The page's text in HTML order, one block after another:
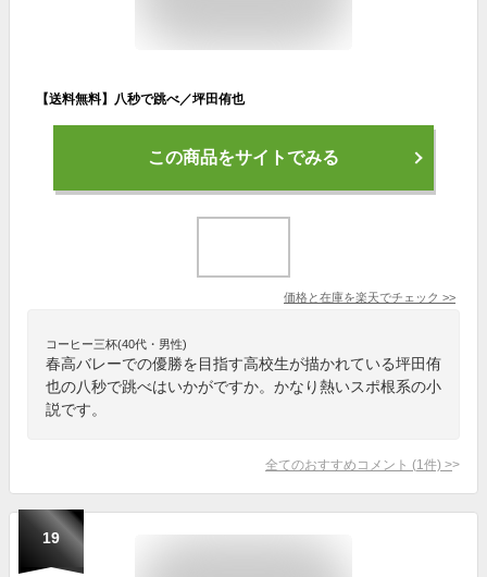
【送料無料】八秒で跳べ／坪田侑也
この商品をサイトでみる
価格と在庫を楽天でチェック >>
コーヒー三杯(40代・男性)
春高バレーでの優勝を目指す高校生が描かれている坪田侑
也の八秒で跳べはいかがですか。かなり熱いスポ根系の小
説です。
全てのおすすめコメント (1 件) >
19